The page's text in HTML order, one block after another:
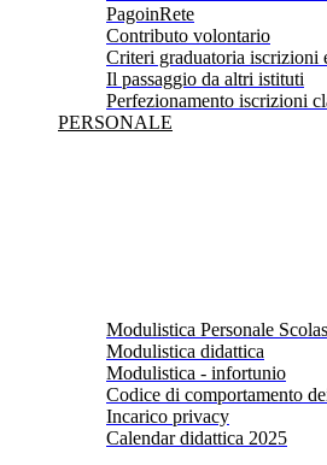
PagoinRete
Contributo volontario
Criteri graduatoria iscrizioni
Il passaggio da altri istituti
Perfezionamento iscrizioni
PERSONALE
Modulistica Personale
Modulistica didattica
Modulistica - infortunio
Codice di comportamento
Incarico privacy
Calendar didattica 2025